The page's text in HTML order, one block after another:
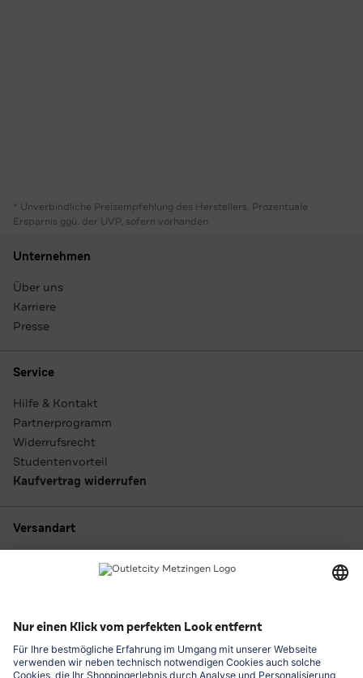
* Unverbindliche Preisempfehlung des Herstellers. Prozentuale
Ersparnis ggü. der UVP, sofern vorhanden
Unternehmen
Über uns
Karriere
Presse
Service
Hilfe & Kontakt
Partnerprogramm
Widerrufsrecht
Studentenvorteil
Kaufvertrag widerrufen
Versandart